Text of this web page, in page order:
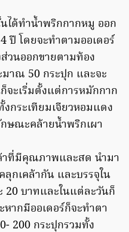
ได้ทำน้ำพริกกากหมู ออก
ปี โดยจะทำตามออเดอร์
วนออกขายตามท้อง
าณ 50 กระปุก และจะ
ะเริ่มตั้งแต่การหมักกาก
กระเทียมเจียวหอมแดง
ษณะคล้ายน้ำพริกเผา
าที่มีคุณภาพและสด นำมา
กเคล้ากัน และบรรจุใน
20 บาทและในแต่ละวันก็
ากมีออเดอร์ก็จะทำตา
200 กระปุกรวมทั้ง